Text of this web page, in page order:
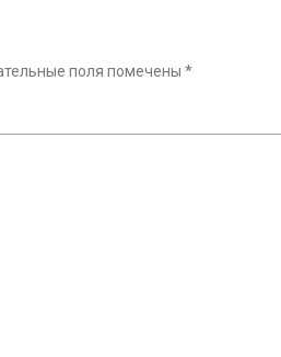
поля помечены*